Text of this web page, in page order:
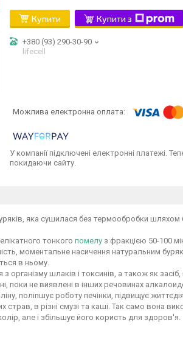
Купити Купити з
+380 (93) 290-30-90
lifecell
У компанії підключені електронні платежі.
покидаючи сайту.
яка сушилася без термообробки
тонкого помелу з фракцією 50-100
моментальне насичення натуральним
в ньому.
шлаків і токсинів, а також як засіб,
поки не виявлені в інших речовинах
поліпшує роботу печінки, підвищує
в різні смузі та каші. Так само вона
але і збільшує його користь для здоров'я.